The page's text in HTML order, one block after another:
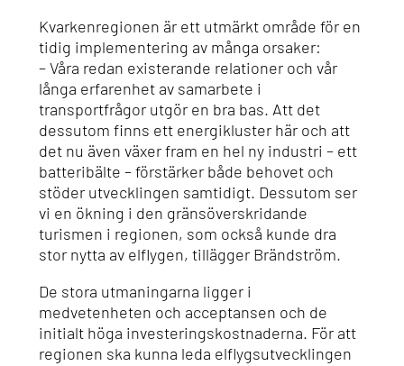
Kvarkenregionen är ett utmärkt område för en
tidig implementering av många orsaker:
– Våra redan existerande relationer och vår
långa erfarenhet av samarbete i
transportfrågor utgör en bra bas. Att det
dessutom finns ett energikluster här och att
det nu även växer fram en hel ny industri – ett
batteribälte – förstärker både behovet och
stöder utvecklingen samtidigt. Dessutom ser
vi en ökning i den gränsöverskridande
turismen i regionen, som också kunde dra
stor nytta av elflygen, tillägger Brändström.
De stora utmaningarna ligger i
medvetenheten och acceptansen och de
initialt höga investeringskostnaderna. För att
regionen ska kunna leda elflygsutvecklingen